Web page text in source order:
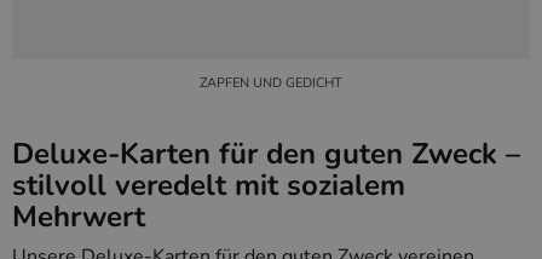
ZAPFEN UND GEDICHT
Deluxe-Karten für den guten Zweck –
stilvoll veredelt mit sozialem
Mehrwert